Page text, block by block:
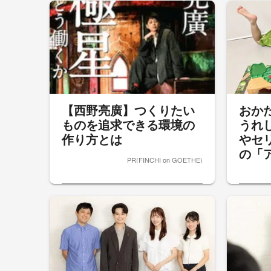
【西野亮廣】つくりたい
ものを追求できる環境の
作り方とは
PR(FINCHI on GOETHE)
おか
うれ
やセ
の「